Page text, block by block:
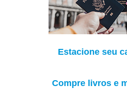
Estacione seu
Compre livros e